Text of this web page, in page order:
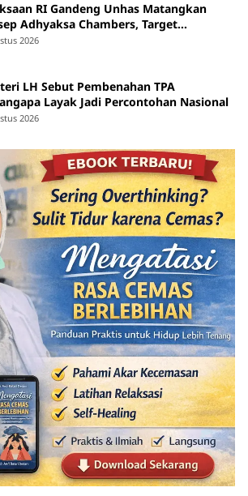
RI Gandeng Unhas Matangkan
Adhyaksa Chambers, Target
2027
2026
LH Sebut Pembenahan TPA
Layak Jadi Percontohan Nasional
2026